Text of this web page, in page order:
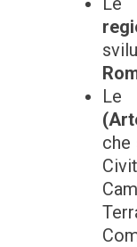
Le
che